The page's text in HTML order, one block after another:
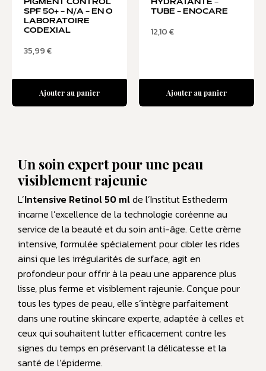
PIGMENT CONTROL
SPF 50+ – N/A – EN O
LABORATOIRE
CODEXIAL
35,99€
Ajouter au panier
HYDRATANTE –
TUBE – ENOCARE
12,10€
Ajouter au panier
Un soin expert pour une peau
visiblement rajeunie
L’Intensive Retinol 50 mlde l’Institut Esthederm
incarne l’excellence de la technologie coréenne au
service de la beauté et du soin anti-âge. Cette crème
intensive, formulée spécialement pour cibler les rides
ainsi que les irrégularités de surface, agit en
profondeur pour offrir à la peau une apparence plus
lisse, plus ferme et visiblement rajeunie. Conçue pour
tous les types de peau, elle s’intègre parfaitement
dans une routine skincare experte, adaptée à celles et
ceux qui souhaitent lutter efficacement contre les
signes du temps en préservant la délicatesse et la
santé de l’épiderme.